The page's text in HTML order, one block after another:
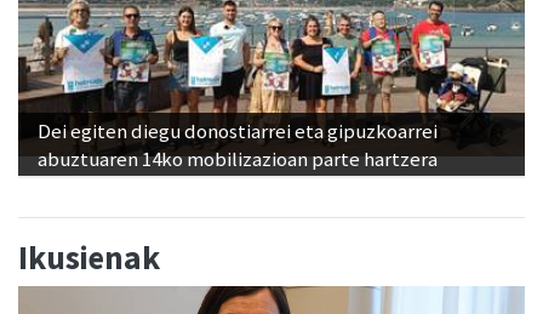
Dei egiten diegu donostiarrei eta gipuzkoarrei
abuztuaren 14ko mobilizazioan parte hartzera
Ikusienak